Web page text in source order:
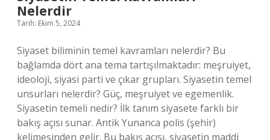
Nelerdir
Tarih: Ekim 5, 2024
Siyaset biliminin temel kavramları nelerdir? Bu
bağlamda dört ana tema tartışılmaktadır: meşruiyet,
ideoloji, siyasi parti ve çıkar grupları. Siyasetin temel
unsurları nelerdir? Güç, meşruiyet ve egemenlik.
Siyasetin temeli nedir? İlk tanım siyasete farklı bir
bakış açısı sunar. Antik Yunanca polis (şehir)
kelimesinden gelir. Bu bakış açısı, siyasetin maddi